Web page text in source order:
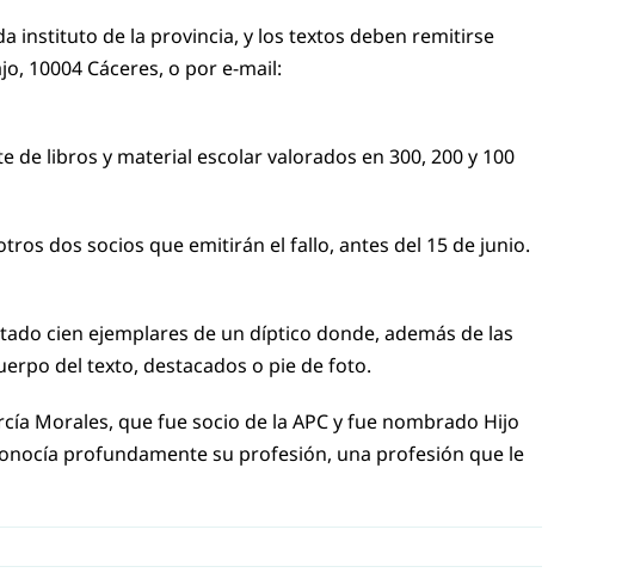
instituto de la provincia, y los textos deben remitirse
10004 Cáceres, o por e-mail:
libros y material escolar valorados en 300, 200 y 100
dos socios que emitirán el fallo, antes del 15 de junio.
cien ejemplares de un díptico donde, además de las
del texto, destacados o pie de foto.
Morales, que fue socio de la APC y fue nombrado Hijo
profundamente su profesión, una profesión que le